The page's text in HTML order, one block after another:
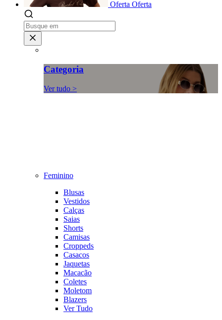
Oferta Oferta
Categoria
Ver tudo >
Feminino
Blusas
Vestidos
Calças
Saias
Shorts
Camisas
Croppeds
Casacos
Jaquetas
Macacão
Coletes
Moletom
Blazers
Ver Tudo